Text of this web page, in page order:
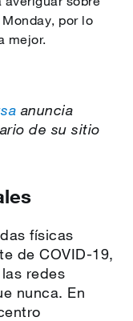
por lo
mejor.
anuncia
de su sitio
físicas
de COVID-19,
redes
nunca. En